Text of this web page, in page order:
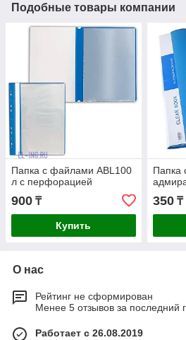
Подобные товары компании
Папка с файлами ABL100
л с перфорацией
900 ₸
Купить
Папка
350₸
О нас
Рейтинг не сформирован
Менее 5 отзывов за последний
Работает с 26.08.2019